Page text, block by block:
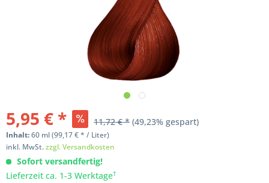
5,95 € * 11,72 € * (49,23% gespart)
Inhalt:60 ml(99,17 € * / Liter)
inkl. MwSt.zzgl. Versandkosten
Sofort versandfertig!
Lieferzeit ca. 1-3 Werktage†